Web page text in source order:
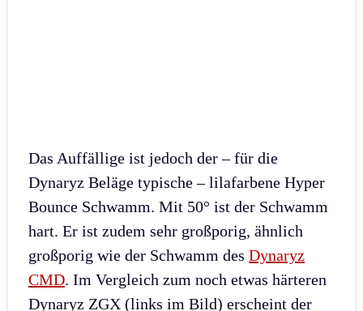
Das Auffällige ist jedoch der – für die
Dynaryz Beläge typische – lilafarbene Hyper
Bounce Schwamm. Mit 50° ist der Schwamm
hart. Er ist zudem sehr großporig, ähnlich
großporig wie der Schwamm des Dynaryz
CMD. Im Vergleich zum noch etwas härteren
Dynaryz ZGX (links im Bild) erscheint der